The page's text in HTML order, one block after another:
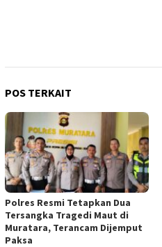
POS TERKAIT
Polres Resmi Tetapkan Dua
Tersangka Tragedi Maut di
Muratara, Terancam Dijemput
Paksa